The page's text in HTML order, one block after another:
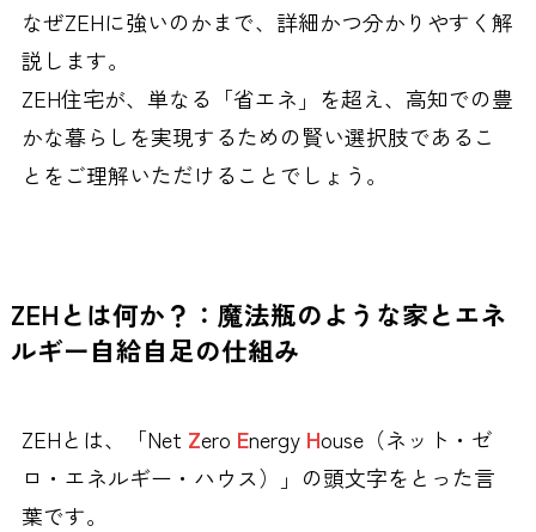
なぜZEHに強いのかまで、詳細かつ分かりやすく解
説します。
ZEH住宅が、単なる「省エネ」を超え、高知での豊
かな暮らしを実現するための賢い選択肢であるこ
とをご理解いただけることでしょう。
ZEHとは何か？：魔法瓶のような家とエネ
ルギー自給自足の仕組み
ZEHとは、「Net Zero Energy House（ネット・ゼ
ロ・エネルギー・ハウス）」の頭文字をとった言
葉です。